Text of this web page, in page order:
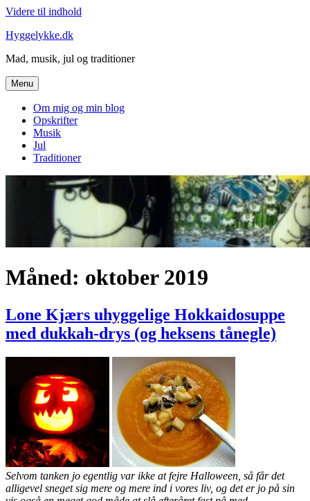
Videre til indhold
Hyggelykke.dk
Mad, musik, jul og traditioner
Menu
Om mig og min blog
Opskrifter
Musik
Jul
Traditioner
Måned: oktober 2019
Lone Kjærs uhyggelige Hokkaidosuppe
med dukkah-drys (og heksens tånegle)
Selvom tanken jo egentlig var ikke at fejre Halloween, så får det
alligevel sneget sig mere og mere ind i vores liv, og det er jo på sin